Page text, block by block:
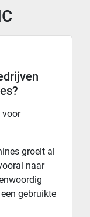
voor
groeit al
naar
gebruikte